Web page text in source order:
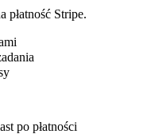
płatność Stripe.
po płatności